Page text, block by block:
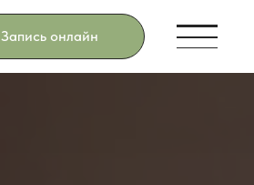
Запись онлайн